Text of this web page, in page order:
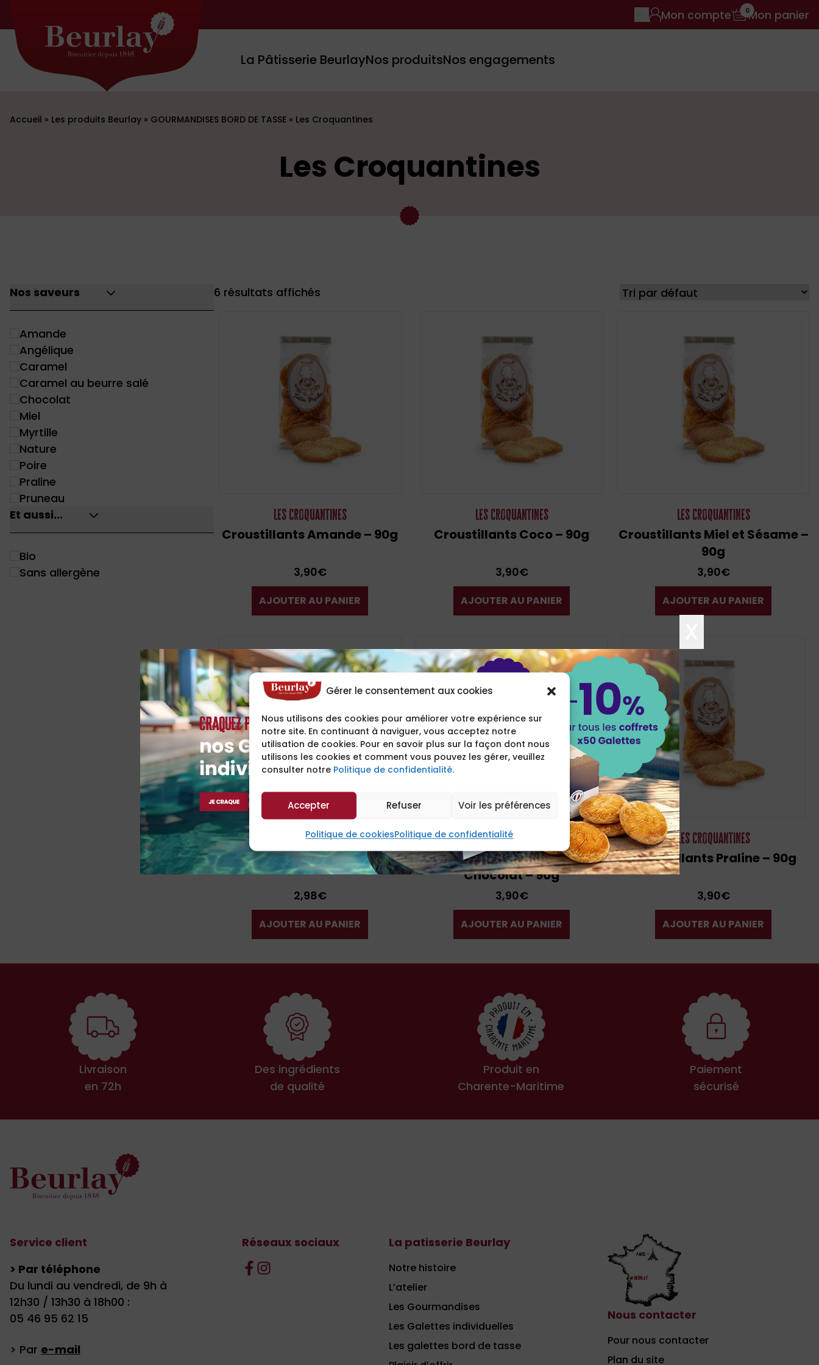
Gérer le consentement aux cookies
Nous utilisons des cookies pour améliorer votre expérience sur
notre site. En continuant à naviguer, vous acceptez notre
utilisation de cookies. Pour en savoir plus sur la façon dont nous
utilisons les cookies et comment vous pouvez les gérer, veuillez
consulter notre Politique de confidentialité.
Accepter Refuser Voir les préférences
Politique de cookiesPolitique de confidentialité
Mon compte 0Mon panier
La Pâtisserie BeurlayNos produitsNos engagements
Accueil » Les produits Beurlay » GOURMANDISES BORD DE TASSE » Les Croquantines
Les Croquantines
Nos saveurs
Amande
Angélique
Caramel
Caramel au beurre salé
Chocolat
Miel
Myrtille
Nature
Poire
Praline
Pruneau
Et aussi...
Bio
Sans allergène
6 résultats affichés
Les Croquantines
Croustillants Amande – 90g
3,90€
AJOUTER AU PANIER
Les Croquantines
Croustillants Coco – 90g
3,90€
AJOUTER AU PANIER
Les Croquantines
Croustillants Miel et Sésame –
90g
3,90€
AJOUTER AU PANIER
Les Croquantines
Croustillants Nature – 90g
2,98€
AJOUTER AU PANIER
Les Croquantines
Croustillants Pépites
Chocolat – 90g
3,90€
AJOUTER AU PANIER
Les Croquantines
Croustillants Praline – 90g
3,90€
AJOUTER AU PANIER
Livraison
en 72h
Des ingrédients
de qualité
Produit en
Charente-Maritime
Paiement
sécurisé
Service client
> Par téléphone
Du lundi au vendredi, de 9h à
12h30 / 13h30 à 18h00 :
05 46 95 62 15
> Par e-mail
Réseaux sociaux La patisserie Beurlay
Notre histoire
L’atelier
Les Gourmandises
Les Galettes individuelles
Les galettes bord de tasse
Nous contacter
Pour nous contacter
Plan du site